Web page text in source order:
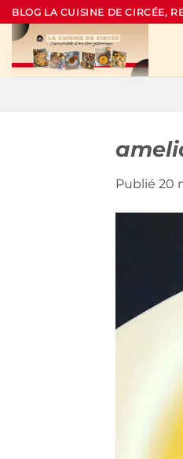
Passer
au
contenu
BLOG LA CUISINE DE CIRCÉE,
Publié 20